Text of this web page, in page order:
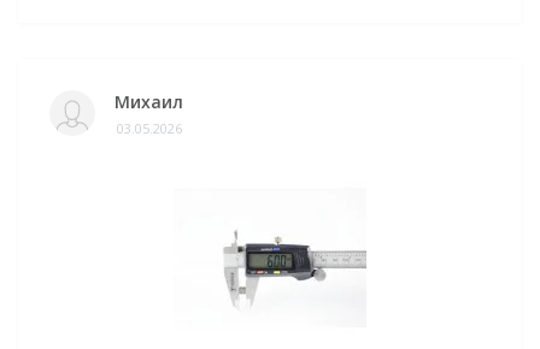
Михаил
03.05.2026